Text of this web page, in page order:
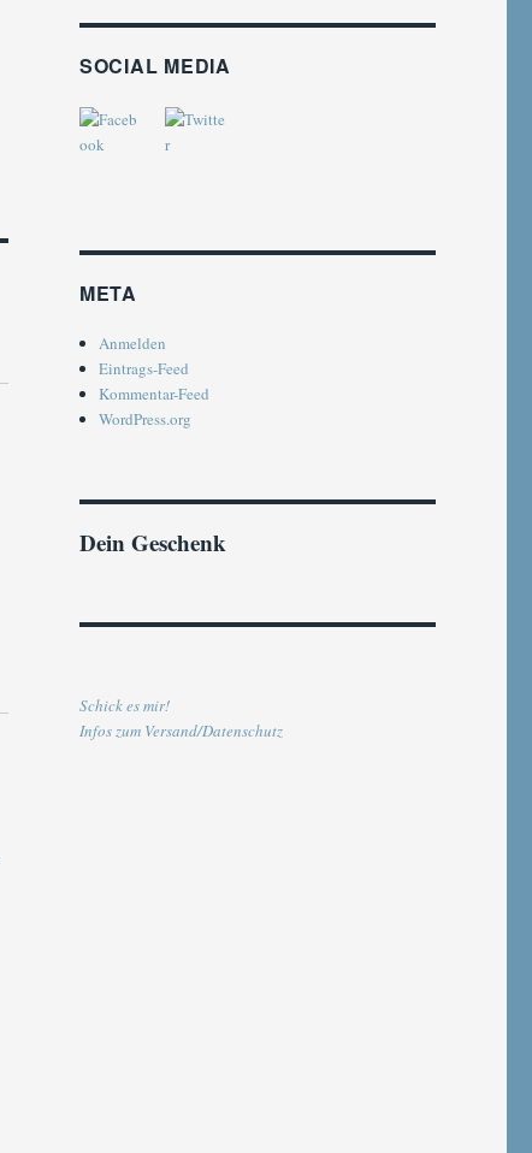
SOCIAL MEDIA
META
Anmelden
Eintrags-Feed
Kommentar-Feed
WordPress.org
Dein Geschenk
Schick es mir!
Infos zum Versand/Datenschutz